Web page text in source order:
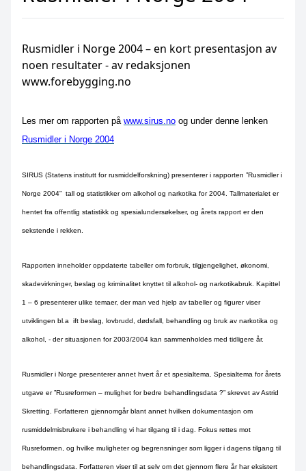
Rusmidler i Norge 2004 – en kort presentasjon av
noen resultater - av redaksjonen
www.forebygging.no
Les mer om rapporten på www.sirus.no og under denne lenken
Rusmidler i Norge 2004
SIRUS (Statens institutt for rusmiddelforskning) presenterer i rapporten ”Rusmidler i
Norge 2004” tall og statistikker om alkohol og narkotika for 2004. Tallmaterialet er
hentet fra offentlig statistikk og spesialundersøkelser, og årets rapport er den
sekstende i rekken.
Rapporten inneholder oppdaterte tabeller om forbruk, tilgjengelighet, økonomi,
skadevirkninger, beslag og kriminalitet knyttet til alkohol- og narkotikabruk. Kapittel
1 – 6 presenterer ulike temaer, der man ved hjelp av tabeller og figurer viser
utviklingen bl.a ift beslag, lovbrudd, dødsfall, behandling og bruk av narkotika og
alkohol, - der situasjonen for 2003/2004 kan sammenholdes med tidligere år.
Rusmidler i Norge presenterer annet hvert år et spesialtema. Spesialtema for årets
utgave er ”Rusreformen – mulighet for bedre behandlingsdata ?” skrevet av Astrid
Skretting. Forfatteren gjennomgår blant annet hvilken dokumentasjon om
rusmiddelmisbrukere i behandling vi har tilgang til i dag. Fokus rettes mot
Rusreformen, og hvilke muligheter og begrensninger som ligger i dagens tilgang til
behandlingsdata. Forfatteren viser til at selv om det gjennom flere år har eksistert